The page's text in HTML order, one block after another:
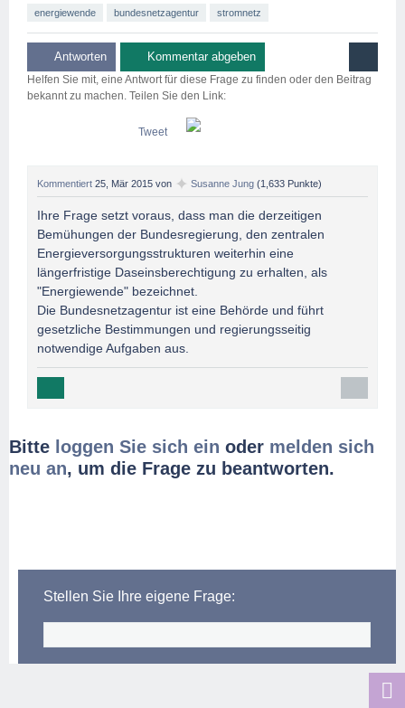
energiewende bundesnetzagentur stromnetz
Helfen Sie mit, eine Antwort für diese Frage zu finden oder den Beitrag
bekannt zu machen. Teilen Sie den Link:
Tweet
Kommentiert 25, Mär 2015 von ✦ Susanne Jung (1,633 Punkte)
Ihre Frage setzt voraus, dass man die derzeitigen
Bemühungen der Bundesregierung, den zentralen
Energieversorgungsstrukturen weiterhin eine
längerfristige Daseinsberechtigung zu erhalten, als
"Energiewende" bezeichnet.
Die Bundesnetzagentur ist eine Behörde und führt
gesetzliche Bestimmungen und regierungsseitig
notwendige Aufgaben aus.
Bitte loggen Sie sich ein oder melden sich
neu an, um die Frage zu beantworten.
Stellen Sie Ihre eigene Frage: